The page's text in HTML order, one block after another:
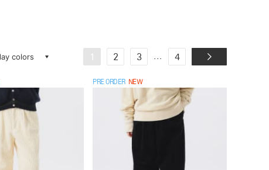
colors 1 2 3 ... 4
PRE ORDER NEW